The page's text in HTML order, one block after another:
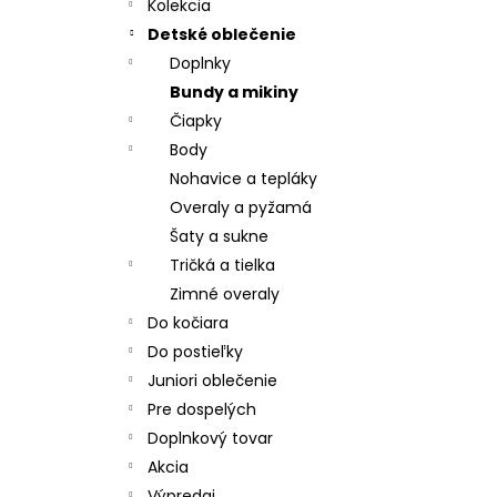
Kolekcia
Detské oblečenie
Doplnky
Bundy a mikiny
Čiapky
Body
Nohavice a tepláky
Overaly a pyžamá
Šaty a sukne
Tričká a tielka
Zimné overaly
Do kočiara
Do postieľky
Juniori oblečenie
Pre dospelých
Doplnkový tovar
Akcia